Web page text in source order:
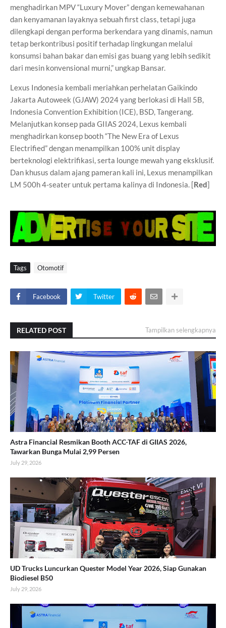
menghadirkan MPV “Luxury Mover” dengan kemewahanan
dan kenyamanan layaknya sebuah first class, tetapi juga
dilengkapi dengan performa berkendara yang dinamis, namun
tetap berkontribusi positif terhadap lingkungan melalui
konsumsi bahan bakar dan emisi gas buang yang lebih sedikit
dari mesin konvensional murni,” ungkap Bansar.
Lexus Indonesia kembali meriahkan perhelatan Gaikindo
Jakarta Autoweek (GJAW) 2024 yang berlokasi di Hall 5B,
Indonesia Convention Exhibition (ICE), BSD, Tangerang.
Melanjutkan konsep pada GIIAS 2024, Lexus kembali
menghadirkan konsep booth “The New Era of Lexus
Electrified” dengan menampilkan 100% unit display
berteknologi elektrifikasi, serta lounge mewah yang eksklusif.
Dan khusus dalam ajang pameran kali ini, Lexus menampilkan
LM 500h 4-seater untuk pertama kalinya di Indonesia. [Red]
Tags Otomotif
Facebook Twitter
RELATED POST Tampilkan selengkapnya
Astra Financial Resmikan Booth ACC-TAF di GIIAS 2026,
Tawarkan Bunga Mulai 2,99 Persen
July 29, 2026
UD Trucks Luncurkan Quester Model Year 2026, Siap Gunakan
Biodiesel B50
July 29, 2026